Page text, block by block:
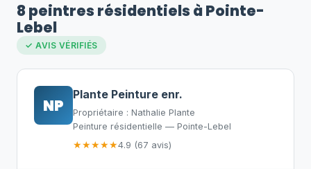
8 peintres résidentiels à Pointe-
Lebel
✓ AVIS VÉRIFIÉS
NP
Plante Peinture enr.
Propriétaire : Nathalie Plante
Peinture résidentielle — Pointe-Lebel
★★★★★4.9 (67 avis)